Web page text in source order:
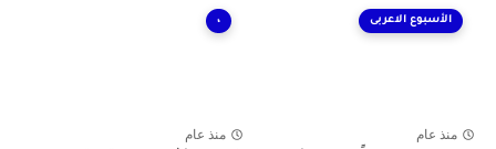
الأسبوع الاعربى
منذ عام
،
منذ عام